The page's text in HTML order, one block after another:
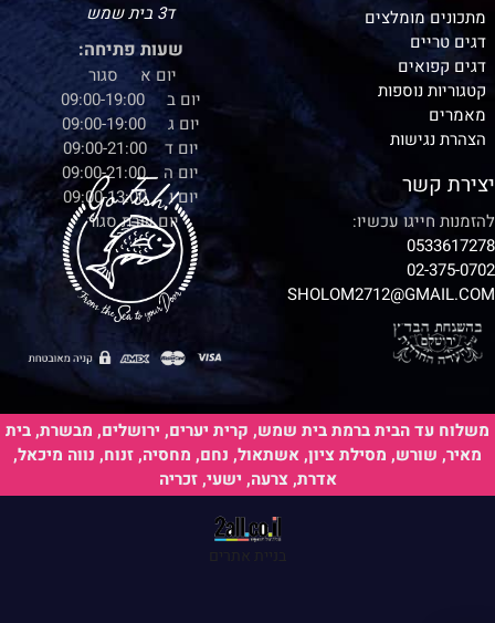
מתכונים מומלצים
דגים טריים
דגים קפואים
קטגוריות נוספות
מאמרים
הצהרת נגישות
ד3 בית שמש
שעות פתיחה:
יום א סגור
יום ב 09:00-19:00
יום ג 09:00-19:00
יום ד 09:00-21:00
יום ה 09:00-21:00
יום ו 09:00-13:00
יום שבת סגור
יצירת קשר
להזמנות חייגו עכשיו:
0533617278
02-375-0702
SHOLOM2712@GMAIL.COM
משלוח עד הבית ברמת בית שמש, קרית יערים, ירושלים, מבשרת, בית
מאיר, שורש, מסילת ציון, אשתאול, נחם, מחסיה, זנוח, נווה מיכאל,
אדרת, צרעה, ישעי, זכריה